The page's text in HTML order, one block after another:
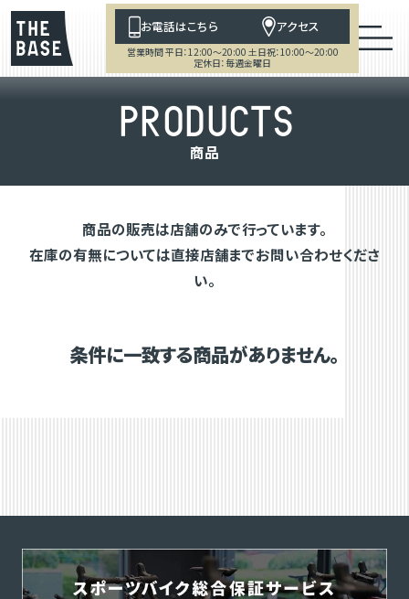
お電話はこちら アクセス
営業時間 平日：12:00～20:00 土日祝：10:00～20:00
定休日：毎週金曜日
PRODUCTS
商品
商品の販売は店舗のみで行っています。
在庫の有無については直接店舗までお問い合わせくださ
い。
条件に一致する商品がありません。